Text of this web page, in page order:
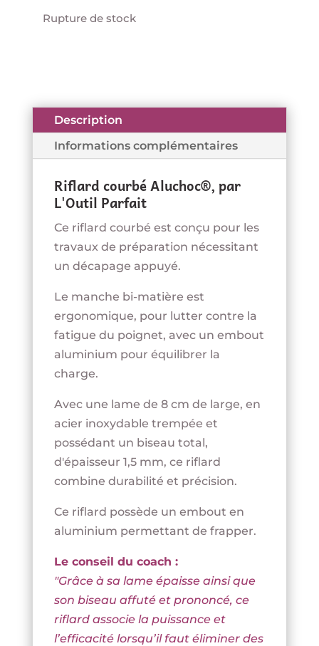
Rupture de stock
Description
Informations complémentaires
Riflard courbé Aluchoc®, par
L'Outil Parfait
Ce riflard courbé est conçu pour les
travaux de préparation nécessitant
un décapage appuyé.
Le manche bi-matière est
ergonomique, pour lutter contre la
fatigue du poignet, avec un embout
aluminium pour équilibrer la
charge.
Avec une lame de 8 cm de large, en
acier inoxydable trempée et
possédant un biseau total,
d'épaisseur 1,5 mm, ce riflard
combine durabilité et précision.
Ce riflard possède un embout en
aluminium permettant de frapper.
Le conseil du coach :
"Grâce à sa lame épaisse ainsi que
son biseau affuté et prononcé, ce
riflard associe la puissance et
l’efficacité lorsqu’il faut éliminer des